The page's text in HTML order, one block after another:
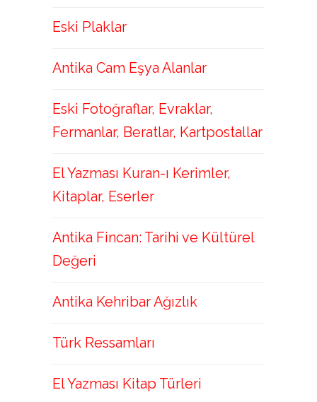
Eski Plaklar
Antika Cam Eşya Alanlar
Eski Fotoğraflar, Evraklar,
Fermanlar, Beratlar, Kartpostallar
El Yazması Kuran-ı Kerimler,
Kitaplar, Eserler
Antika Fincan: Tarihi ve Kültürel
Değeri
Antika Kehribar Ağızlık
Türk Ressamları
El Yazması Kitap Türleri